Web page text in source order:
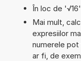
În loc de
Mai mult,
expresiilor
numerele
ar fi, de